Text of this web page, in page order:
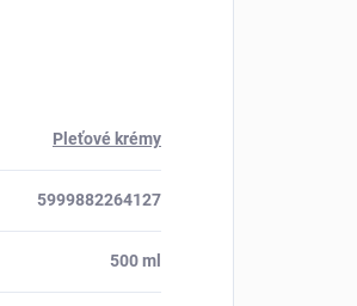
Pleťové krémy
5999882264127
500 ml